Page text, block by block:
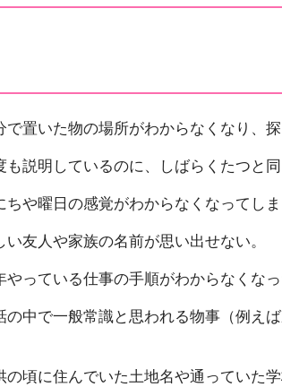
で置いた物の場所がわからなくなり、探
も説明しているのに、しばらくたつと同
ちや曜日の感覚がわからなくなってしま
い友人や家族の名前が思い出せない。
やっている仕事の手順がわからなくな
の中で一般常識と思われる物事（例え
の頃に住んでいた土地名や通っていた